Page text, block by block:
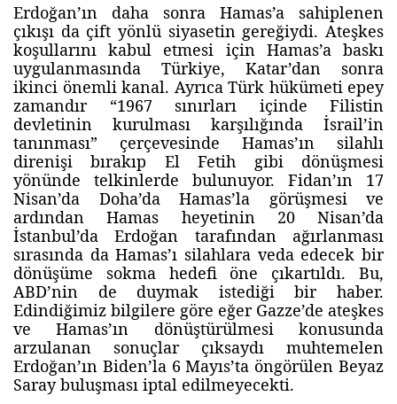
Erdoğan’ın daha sonra Hamas’a sahiplenen
çıkışı da çift yönlü siyasetin gereğiydi. Ateşkes
koşullarını kabul etmesi için Hamas’a baskı
uygulanmasında Türkiye, Katar’dan sonra
ikinci önemli kanal. Ayrıca Türk hükümeti epey
zamandır “1967 sınırları içinde Filistin
devletinin kurulması karşılığında İsrail’in
tanınması” çerçevesinde Hamas’ın silahlı
direnişi bırakıp El Fetih gibi dönüşmesi
yönünde telkinlerde bulunuyor. Fidan’ın 17
Nisan’da Doha’da Hamas’la görüşmesi ve
ardından Hamas heyetinin 20 Nisan’da
İstanbul’da Erdoğan tarafından ağırlanması
sırasında da Hamas’ı silahlara veda edecek bir
dönüşüme sokma hedefi öne çıkartıldı. Bu,
ABD’nin de duymak istediği bir haber.
Edindiğimiz bilgilere göre eğer Gazze’de ateşkes
ve Hamas’ın dönüştürülmesi konusunda
arzulanan sonuçlar çıksaydı muhtemelen
Erdoğan’ın Biden’la 6 Mayıs’ta öngörülen Beyaz
Saray buluşması iptal edilmeyecekti.